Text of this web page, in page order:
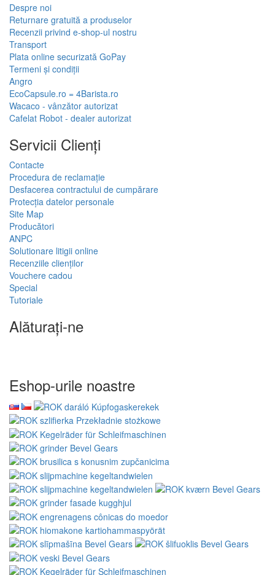
Despre noi
Returnare gratuită a produselor
Recenzii privind e-shop-ul nostru
Transport
Plata online securizată GoPay
Termeni și condiții
Angro
EcoCapsule.ro = 4Barista.ro
Wacaco - vânzător autorizat
Cafelat Robot - dealer autorizat
Servicii Clienţi
Contacte
Procedura de reclamație
Desfacerea contractului de cumpărare
Protecția datelor personale
Site Map
Producători
ANPC
Solutionare litigii online
Recenziile clienților
Vouchere cadou
Special
Tutoriale
Alăturați-ne
Eshop-urile noastre